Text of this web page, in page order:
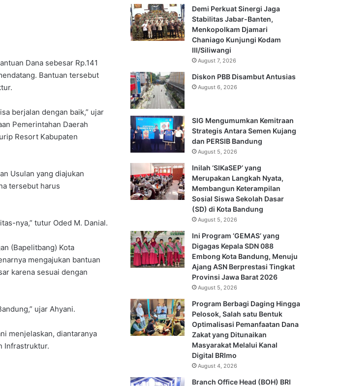
Dana sebesar Rp.141
Bantuan tersebut
berjalan dengan baik,” ujar
Pemerintahan Daerah
Resort Kabupaten
Usulan yang diajukan
tersebut harus
nya,” tutur Oded M. Danial.
(Bapelitbang) Kota
mengajukan bantuan
karena sesuai dengan
ujar Ahyani.
menjelaskan, diantaranya
Infrastruktur.
Demi Perkuat Sinergi Jaga
Stabilitas Jabar-Banten,
Menkopolkam Djamari
Chaniago Kunjungi Kodam
III/Siliwangi
August 7, 2026
Diskon PBB Disambut Antusias
August 6, 2026
SIG Mengumumkan Kemitraan
Strategis Antara Semen Kujang
dan PERSIB Bandung
August 5, 2026
Inilah ‘SIKaSEP’ yang
Merupakan Langkah Nyata,
Membangun Keterampilan
Sosial Siswa Sekolah Dasar
(SD) di Kota Bandung
August 5, 2026
Ini Program ‘GEMAS’ yang
Digagas Kepala SDN 088
Embong Kota Bandung, Menuju
Ajang ASN Berprestasi Tingkat
Provinsi Jawa Barat 2026
August 5, 2026
Program Berbagi Daging Hingga
Pelosok, Salah satu Bentuk
Optimalisasi Pemanfaatan Dana
Zakat yang Ditunaikan
Masyarakat Melalui Kanal
Digital BRImo
August 4, 2026
Branch Office Head (BOH) BRI